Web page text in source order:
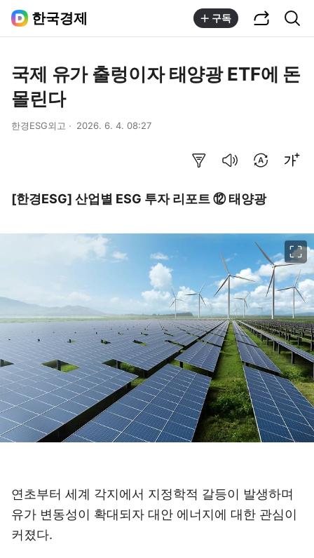
한국경제 구독
국제 유가 출렁이자 태양광 ETF에 돈
몰린다
한경ESG외고 2026. 6. 4. 08:27
[한경ESG] 산업별 ESG 투자 리포트 ⑫ 태양광
연초부터 세계 각지에서 지정학적 갈등이 발생하며
유가 변동성이 확대되자 대안 에너지에 대한 관심이
커졌다.